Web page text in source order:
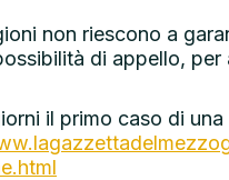
non riescono a
di appello, per
il primo caso di